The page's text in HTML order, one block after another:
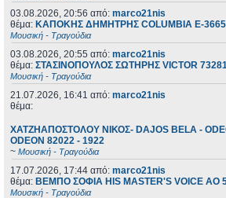
03.08.2026, 20:56 από: marco21nis
θέμα: ΚΑΠΟΚΗΣ ΔΗΜΗΤΡΗΣ COLUMBIA E-3665
Μουσική - Τραγούδια
03.08.2026, 20:55 από: marco21nis
θέμα: ΣΤΑΣΙΝΟΠΟΥΛΟΣ ΣΩΤΗΡΗΣ VICTOR
Μουσική - Τραγούδια
21.07.2026, 16:41 από: marco21nis
θέμα:
ΧΑΤΖΗΑΠΟΣΤΟΛΟΥ ΝΙΚΟΣ- DAJOS BELA -
ODEON 82022 - 1922
~ Μουσική - Τραγούδια
17.07.2026, 17:44 από: marco21nis
θέμα: ΒΕΜΠΟ ΣΟΦΙΑ HIS MASTER'S VOICE AO
Μουσική - Τραγούδια